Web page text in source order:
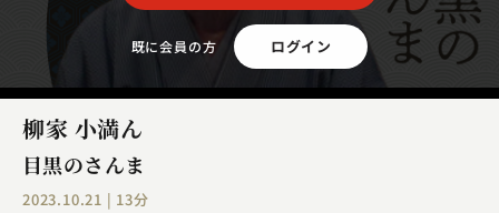
既に会員の方 ログイン
柳家 小満ん
目黒のさんま
2023.10.21 | 13分